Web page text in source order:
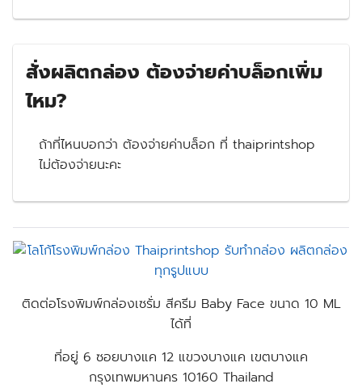
สั่งผลิตกล่อง ต้องจ่ายค่าบล็อกเพิ่ม
ไหม?
ถ้าที่ไหนบอกว่า ต้องจ่ายค่าบล็อก ที่ thaiprintshop
ไม่ต้องจ่ายนะคะ
ติดต่อโรงพิมพ์กล่องเซรั่ม สีครีม Baby Face ขนาด 10 ML
ได้ที่
ที่อยู่ 6 ซอยบางแค 12 แขวงบางแค เขตบางแค
กรุงเทพมหานคร 10160 Thailand